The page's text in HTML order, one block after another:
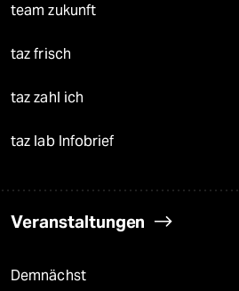
team zukunft
taz frisch
taz zahl ich
taz lab Infobrief
Veranstaltungen
Demnächst